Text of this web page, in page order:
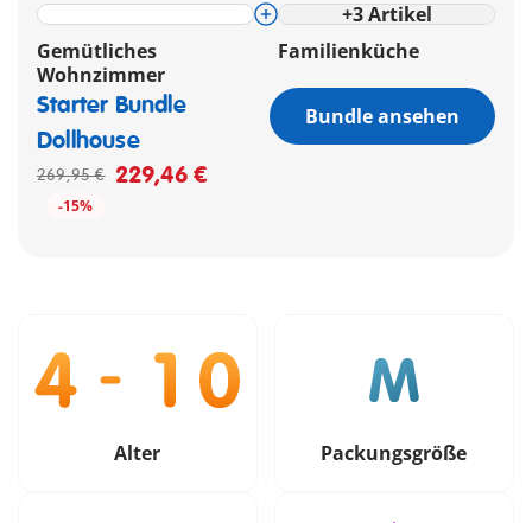
Gemütliches
Wohnzimmer
+3 Artikel
Familienküche
Starter Bundle
Dollhouse
269,95 € 229,46 €
-15%
Bundle ansehen
Alter Packungsgröße